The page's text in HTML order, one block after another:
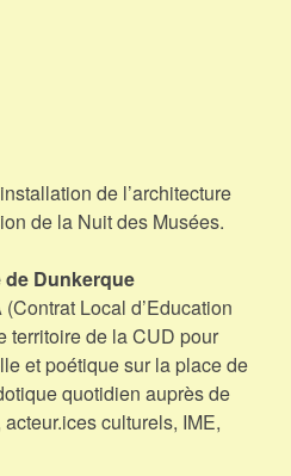
de l’architecture
de la Nuit des Musées.
Dunkerque
Local d’Education
territoire de la CUD pour
et poétique sur la place de
quotidien auprès de
culturels, IME,